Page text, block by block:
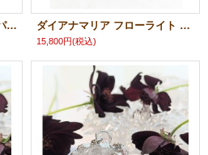
アクアマリン原石とブルートパーズのネックレス ダイアナマリア フローライト リング
15,800円(税込)